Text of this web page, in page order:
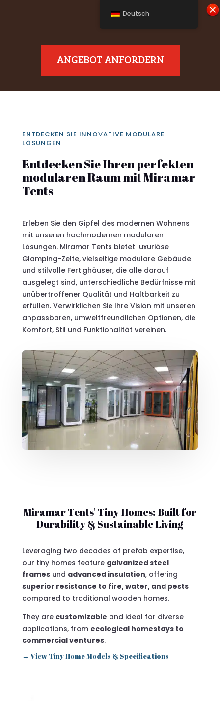
ANGEBOT ANFORDERN
ENTDECKEN SIE INNOVATIVE MODULARE
LÖSUNGEN
Entdecken Sie Ihren perfekten
modularen Raum mit Miramar
Tents
Erleben Sie den Gipfel des modernen Wohnens
mit unseren hochmodernen modularen
Lösungen. Miramar Tents bietet luxuriöse
Glamping-Zelte, vielseitige modulare Gebäude
und stilvolle Fertighäuser, die alle darauf
ausgelegt sind, unterschiedliche Bedürfnisse mit
unübertroffener Qualität und Haltbarkeit zu
erfüllen. Verwirklichen Sie Ihre Vision mit unseren
anpassbaren, umweltfreundlichen Optionen, die
Komfort, Stil und Funktionalität vereinen.
Miramar Tents' Tiny Homes: Built for
Durability & Sustainable Living
Leveraging two decades of prefab expertise,
our tiny homes feature galvanized steel
framesund advanced insulation, offering
superior resistance to fire, water, and pests
compared to traditional wooden homes.
They are customizable and ideal for diverse
applications, from ecological homestays to
commercial ventures.
→ View Tiny Home Models & Specifications
Deutsch